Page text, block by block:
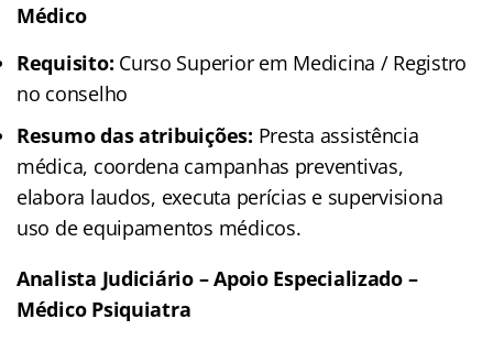
Médico
Requisito: Curso Superior em Medicina / Registro
no conselho
Resumo das atribuições: Presta assistência
médica, coordena campanhas preventivas,
elabora laudos, executa perícias e supervisiona
uso de equipamentos médicos.
Analista Judiciário – Apoio Especializado –
Médico Psiquiatra